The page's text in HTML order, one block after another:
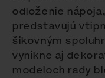
odloženie
predstavujú
šikovným
vynikne aj
modeloch rady